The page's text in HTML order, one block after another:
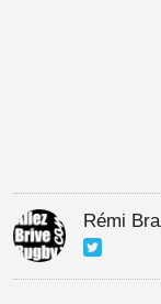
Rémi